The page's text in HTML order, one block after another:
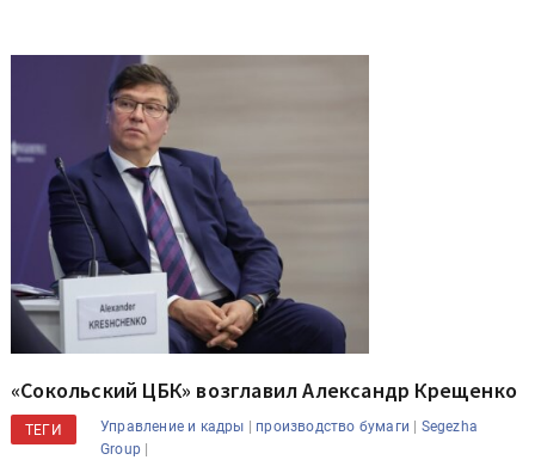
«Сокольский ЦБК» возглавил Александр Крещенко
ТЕГИ Управление и кадры | производство бумаги | Segezha
Group |